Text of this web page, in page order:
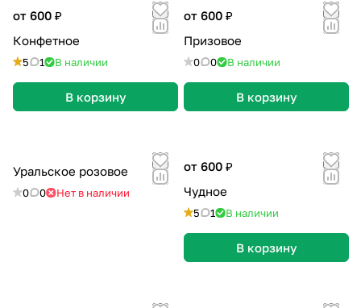
от 600 ₽
Конфетное
5 1 В наличии
В корзину
от 600 ₽
Призовое
0 0 В наличии
В корзину
Уральское розовое
0 0 Нет в наличии
от 600 ₽
Чудное
5 1 В наличии
В корзину